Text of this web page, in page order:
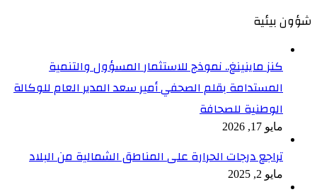
شؤون بيئية
كنز ماينينغ.. نموذج للاستثمار المسؤول والتنمية
المستدامة بقلم الصحفي أمير سعد المدير العام للوكالة
الوطنية للصحافة
مايو 17, 2026
تراجع درجات الحرارة على المناطق الشمالية من البلاد
مايو 2, 2025